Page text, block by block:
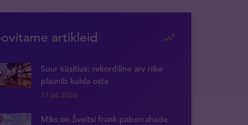
artikleid
Suur küsitlus: rekordiline arv riike
plaanib kulda osta
17.06.2026
Miks on Šveitsi frank paberrahade